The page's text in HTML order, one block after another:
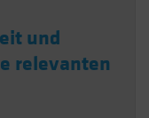
und
relevanten